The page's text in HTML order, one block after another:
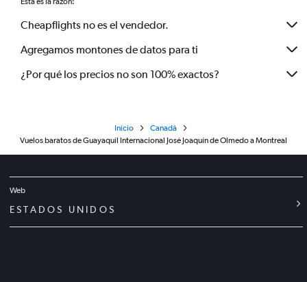
Cheapflights no es el vendedor.
Agregamos montones de datos para ti
¿Por qué los precios no son 100% exactos?
Inicio
Canadá
Vuelos baratos de Guayaquil Internacional José Joaquín de Olmedo a Montreal
Web
ESTADOS UNIDOS